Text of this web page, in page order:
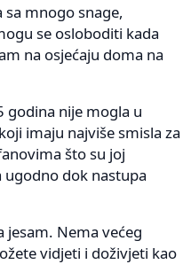
mnogo snage,
se osloboditi kada
na osjećaju doma na
godina nije mogla u
imaju najviše smisla za
što su joj
ugodno dok nastupa
Nema većeg
vidjeti i doživjeti kao